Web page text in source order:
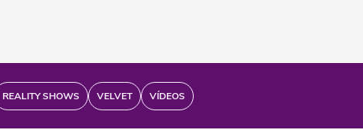
REALITY SHOWS VELVET VÍDEOS